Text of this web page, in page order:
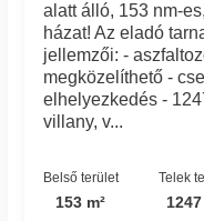
alatt álló, 153 nm-
házat! Az eladó
jellemzői: -
megközelíthető -
elhelyezkedés -
villany, v...
Belső terület
153 m²
Telek
1247